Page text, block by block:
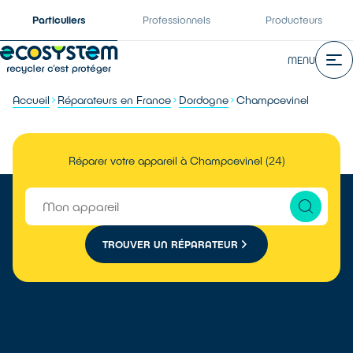
Particuliers Professionnels Producteurs
MENU
Accueil Réparateurs en France Dordogne Champcevinel
Réparer votre appareil à Champcevinel (24)
TROUVER UN RÉPARATEUR